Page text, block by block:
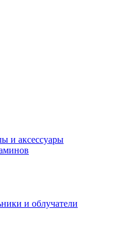
и аксессуары
и облучатели